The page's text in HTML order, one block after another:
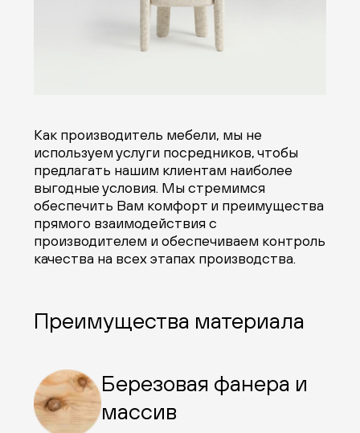
Как производитель мебели, мы не
используем услуги посредников, чтобы
предлагать нашим клиентам наиболее
выгодные условия. Мы стремимся
обеспечить Вам комфорт и преимущества
прямого взаимодействия с
производителем и обеспечиваем контроль
качества на всех этапах производства.
Преимущества материала
Березовая фанера и
массив